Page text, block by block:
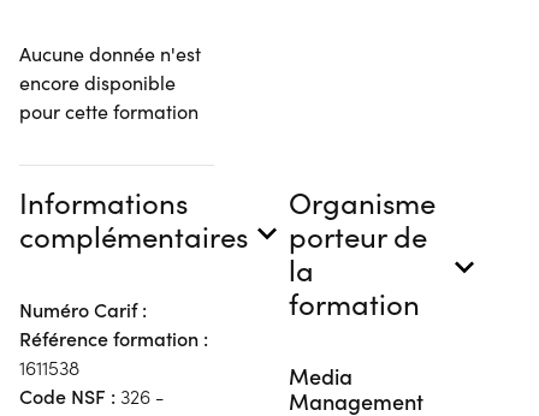
Aucune donnée n'est
encore disponible
pour cette formation
Informations
complémentaires
Numéro Carif :
Référence formation :
1611538
Code NSF : 326 -
Organisme
porteur de
la
formation
Media
Management